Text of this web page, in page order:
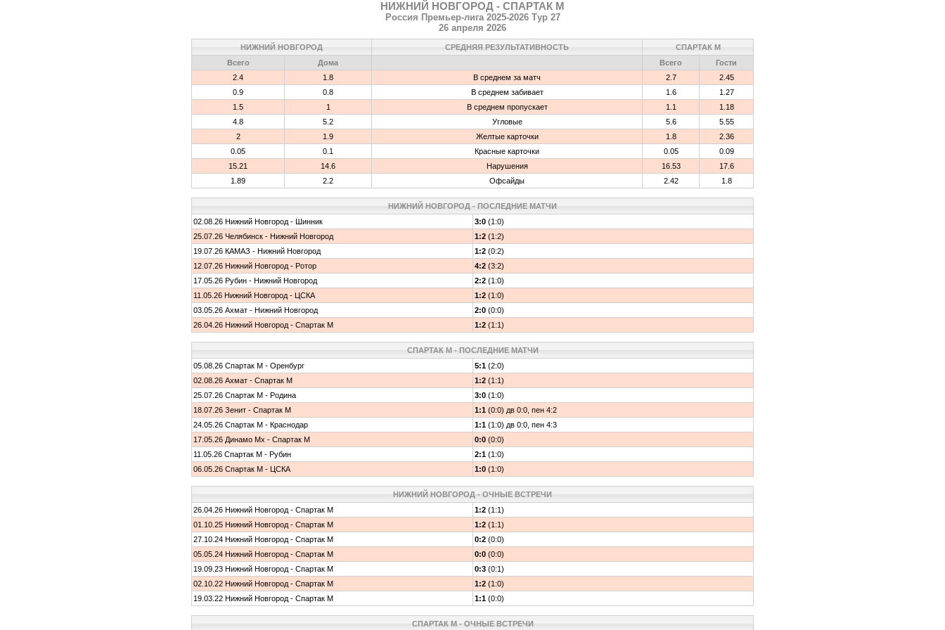
НИЖНИЙ НОВГОРОД - СПАРТАК М
Россия Премьер-лига 2025-2026 Тур 27
26 апреля 2026
НИЖНИЙ НОВГОРОД СРЕДНЯЯ РЕЗУЛЬТАТИВНОСТЬ
СПАРТАК М
Всего
Дома Всего
Гости
2.4
1.8 В среднем за матч 2.7
2.45
0.9
0.8 В среднем забивает 1.6
1.27
1.5
1 В среднем пропускает 1.1
1.18
4.8
5.2 Угловые 5.6
5.55
2
1.9 Желтые карточки 1.8
2.36
0.05
0.1 Красные карточки 0.05
0.09
15.21
14.6 Нарушения 16.53
17.6
1.89
2.2 Офсайды 2.42 1.8
НИЖНИЙ НОВГОРОД - ПОСЛЕДНИЕ МАТЧИ
02.08.26 Нижний Новгород - Шинник
3:0 (1:0)
25.07.26 Челябинск - Нижний Новгород
1:2 (1:2)
19.07.26 КАМАЗ - Нижний Новгород
1:2 (0:2)
12.07.26 Нижний Новгород - Ротор
4:2 (3:2)
17.05.26 Рубин - Нижний Новгород
2:2 (1:0)
11.05.26 Нижний Новгород - ЦСКА
1:2 (1:0)
03.05.26 Ахмат - Нижний Новгород
2:0 (0:0)
26.04.26 Нижний Новгород - Спартак М
1:2 (1:1)
СПАРТАК М - ПОСЛЕДНИЕ МАТЧИ
05.08.26 Спартак М - Оренбург
5:1 (2:0)
02.08.26 Ахмат - Спартак М
1:2 (1:1)
25.07.26 Спартак М - Родина
3:0 (1:0)
18.07.26 Зенит - Спартак М
1:1 (0:0) дв 0:0, пен 4:2
24.05.26 Спартак М - Краснодар
1:1 (1:0) дв 0:0, пен 4:3
17.05.26 Динамо Мх - Спартак М
0:0 (0:0)
11.05.26 Спартак М - Рубин
2:1 (1:0)
06.05.26 Спартак М - ЦСКА
1:0 (1:0)
НИЖНИЙ НОВГОРОД - ОЧНЫЕ ВСТРЕЧИ
26.04.26 Нижний Новгород - Спартак М
1:2 (1:1)
01.10.25 Нижний Новгород - Спартак М
1:2 (1:1)
27.10.24 Нижний Новгород - Спартак М
0:2 (0:0)
05.05.24 Нижний Новгород - Спартак М
0:0 (0:0)
19.09.23 Нижний Новгород - Спартак М
0:3 (0:1)
02.10.22 Нижний Новгород - Спартак М
1:2 (1:0)
19.03.22 Нижний Новгород - Спартак М
1:1 (0:0)
СПАРТАК М - ОЧНЫЕ ВСТРЕЧИ